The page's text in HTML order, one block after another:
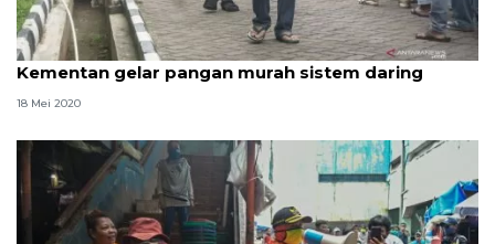
Kementan gelar pangan murah sistem daring
18 Mei 2020